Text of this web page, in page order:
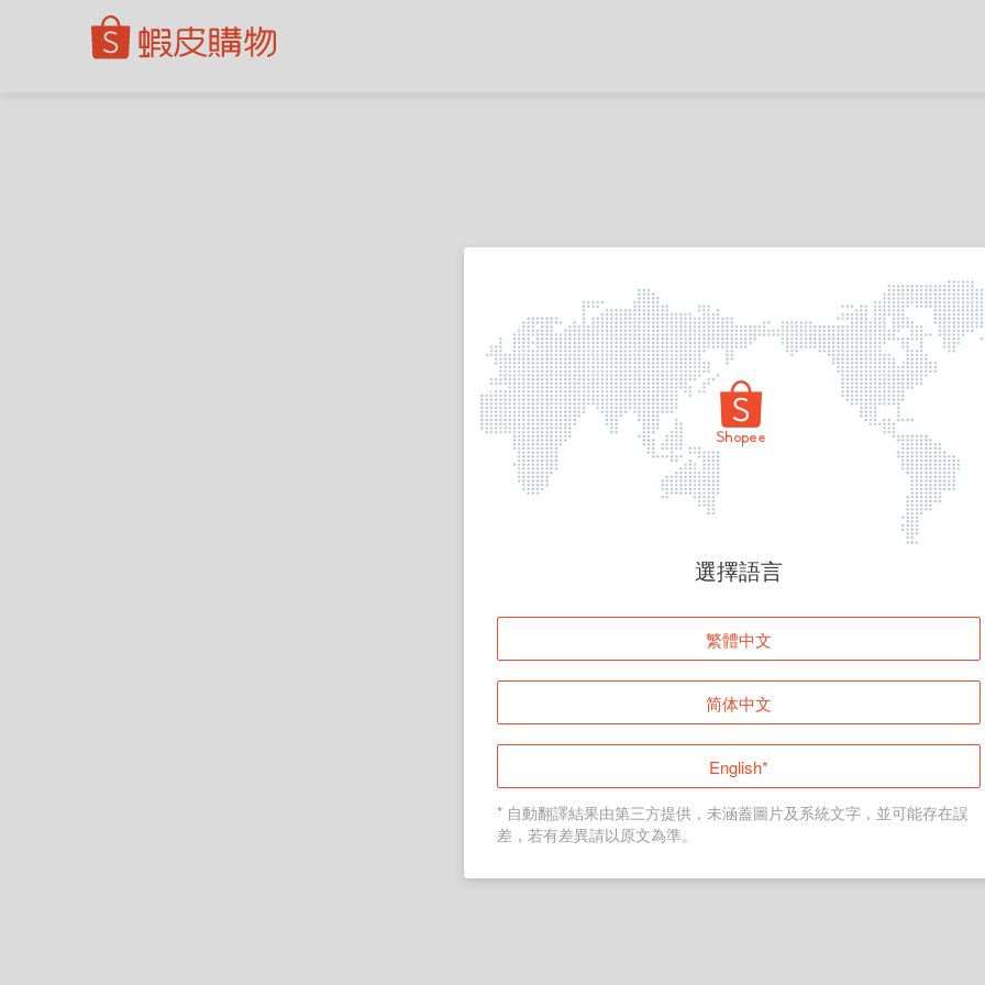
頁面無法顯示
登入
返回首頁
選擇語言
繁體中文
简体中文
English*
* 自動翻譯結果由第三方提供，未涵蓋圖片及系統文字，並可能存在誤
差，若有差異請以原文為準。